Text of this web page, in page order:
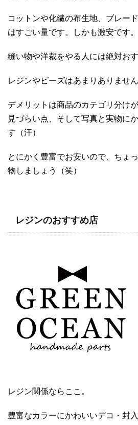
コットンや化繊の布生地、ブレー
はすごい量です。しかも激安です。
縫い物や洋裁をやる人には絶対おす
レジンやビーズはあまりありません
デメリットは商品のカテゴリ分け
見づらい点、そして写真と実物に
す（汗）
とにかく豊富でお安いので、ちょ
物しましょう（笑）
レジンのおすすめ店
レジン関係ならここ。
豊富なカラーにかわいいデコ・封